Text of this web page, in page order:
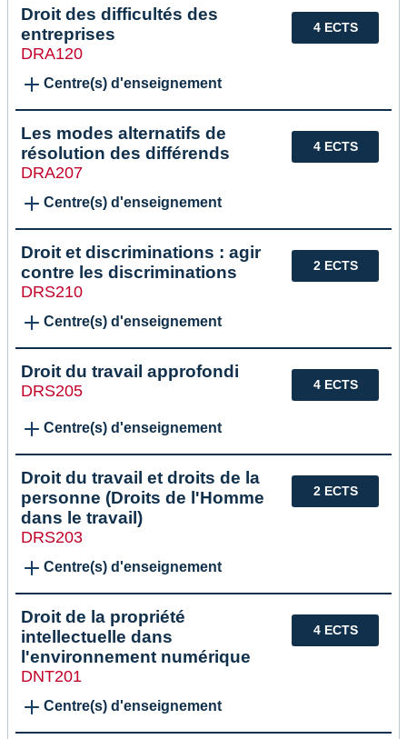
4 ECTS
Droit des difficultés des
entreprises
DRA120
Centre(s) d'enseignement
4 ECTS
Les modes alternatifs de
résolution des différends
DRA207
Centre(s) d'enseignement
2 ECTS
Droit et discriminations : agir
contre les discriminations
DRS210
Centre(s) d'enseignement
4 ECTS
Droit du travail approfondi
DRS205
Centre(s) d'enseignement
2 ECTS
Droit du travail et droits de la
personne (Droits de l'Homme
dans le travail)
DRS203
Centre(s) d'enseignement
4 ECTS
Droit de la propriété
intellectuelle dans
l'environnement numérique
DNT201
Centre(s) d'enseignement